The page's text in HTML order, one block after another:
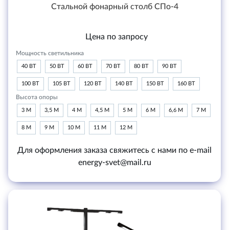
Стальной фонарный столб СПо-4
Цена по запросу
Мощность светильника
40 ВТ 50 ВТ 60 ВТ 70 ВТ 80 ВТ 90 ВТ
100 ВТ 105 ВТ 120 ВТ 140 ВТ 150 ВТ 160 ВТ
Высота опоры
3 М 3,5 М 4 М 4,5 М 5 М 6 М 6,6 М 7 М
8 М 9 М 10 М 11 М 12 М
Для оформления заказа свяжитесь с нами по e-mail
energy-svet@mail.ru